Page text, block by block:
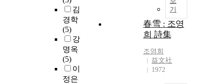
김
경학
(5)
강
명옥
(5)
이
정은
기
春雪 : 조영
희 詩集
조영희
益文社
1972